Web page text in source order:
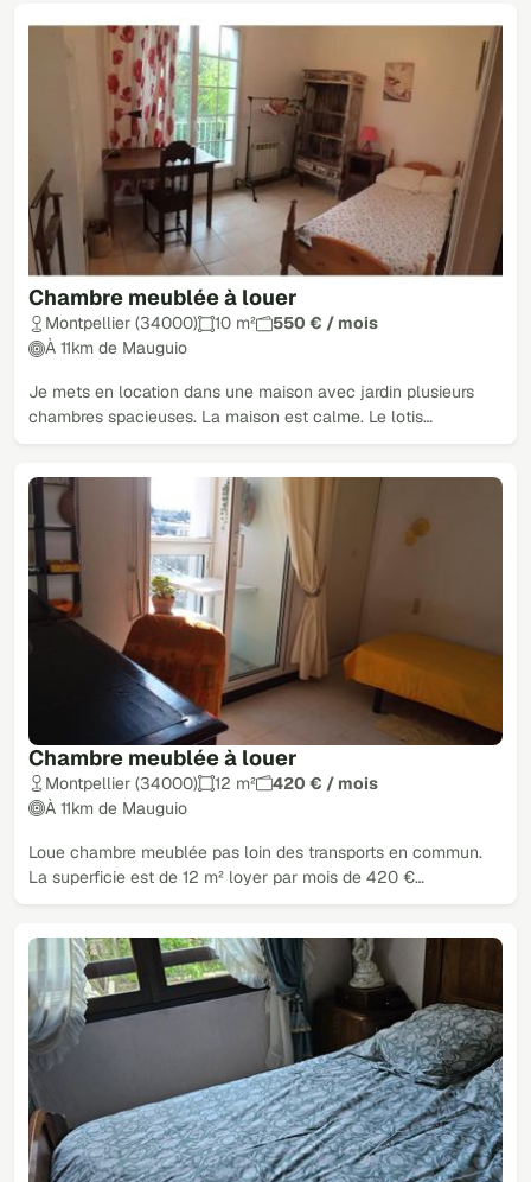
Chambre meublée à louer
Montpellier (34000) 10 m²
550 € / mois
À 11km de Mauguio
Je mets en location dans une maison avec jardin plusieurs
chambres spacieuses. La maison est calme. Le lotis…
Chambre meublée à louer
Montpellier (34000) 12 m²
420 € / mois
À 11km de Mauguio
Loue chambre meublée pas loin des transports en commun.
La superficie est de 12 m² loyer par mois de 420 €…